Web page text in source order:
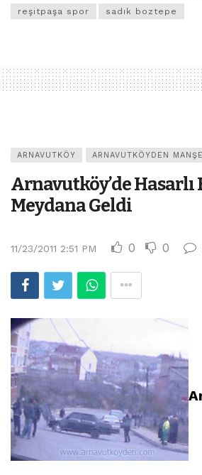
reşitpaşa spor
sadık boztepe
ARNAVUTKÖY ARNAVUTKÖYDEN
Arnavutköy’de Hasarlı
Meydana Geldi
11/23/2011 2:51 PM 0 0